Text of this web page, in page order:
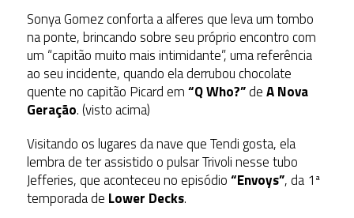
Sonya Gomez conforta a alferes que leva um tombo
na ponte, brincando sobre seu próprio encontro com
um “capitão muito mais intimidante”, uma referência
ao seu incidente, quando ela derrubou chocolate
quente no capitão Picard em“Q Who?”deA Nova
Geração. (visto acima)
Visitando os lugares da nave que Tendi gosta, ela
lembra de ter assistido o pulsar Trivoli nesse tubo
Jefferies, que aconteceu no episódio“Envoys”, da 1ª
temporada de Lower Decks.